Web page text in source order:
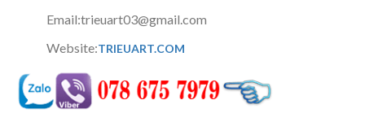
Email:trieuart03@gmail.com
Website:TRIEUART.COM